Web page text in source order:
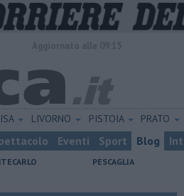
LIVORNO PISTOIA PRATO
Eventi Sport Blog
PESCAGLIA